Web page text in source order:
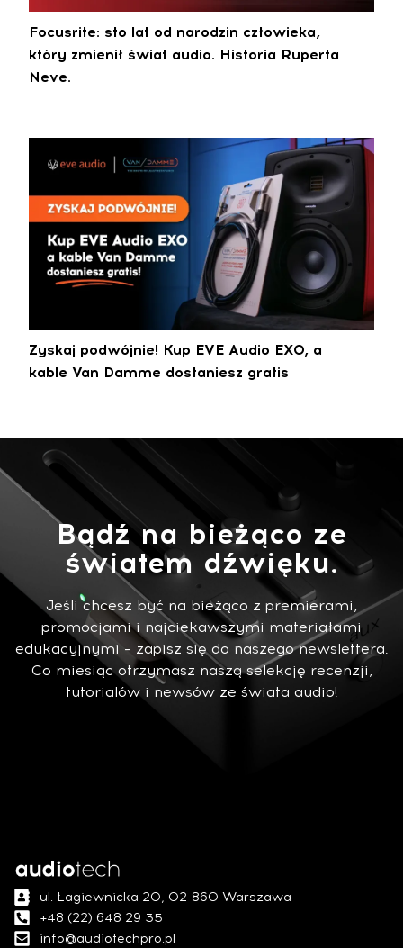
Focusrite: sto lat od narodzin człowieka,
który zmienił świat audio. Historia Ruperta
Neve.
Zyskaj podwójnie! Kup EVE Audio EXO, a
kable Van Damme dostaniesz gratis
Bądź na bieżąco ze
światem dźwięku.
Jeśli chcesz być na bieżąco z premierami,
promocjami i najciekawszymi materiałami
edukacyjnymi – zapisz się do naszego newslettera.
Co miesiąc otrzymasz naszą selekcję recenzji,
tutorialów i newsów ze świata audio!
ul. Łagiewnicka 20, 02-860 Warszawa
+48 (22) 648 29 35
info@audiotechpro.pl